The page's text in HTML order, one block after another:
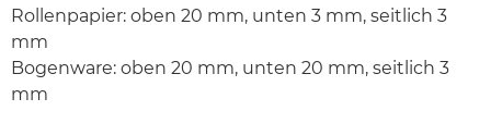
Rollenpapier: oben 20 mm, unten 3 mm, seitlich 3
mm
Bogenware: oben 20 mm, unten 20 mm, seitlich 3
mm